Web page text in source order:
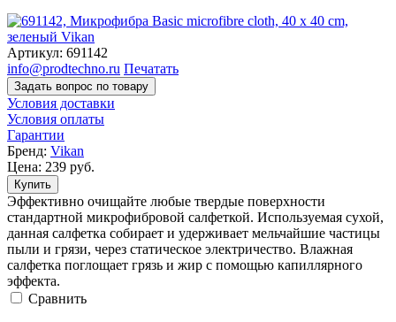
Артикул: 691142
info@prodtechno.ru Печатать
Задать вопрос по товару
Условия доставки
Условия оплаты
Гарантии
Бренд: Vikan
Цена: 239 руб.
Купить
Эффективно очищайте любые твердые поверхности
стандартной микрофибровой салфеткой. Используемая сухой,
данная салфетка собирает и удерживает мельчайшие частицы
пыли и грязи, через статическое электричество. Влажная
салфетка поглощает грязь и жир с помощью капиллярного
эффекта.
Cравнить